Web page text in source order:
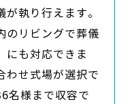
執り行えます。
のリビングで葬儀
にも対応できま
わせ式場が選択で
名様まで収容で